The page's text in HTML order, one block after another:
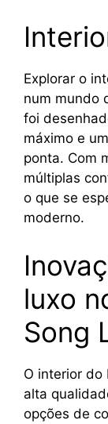
Explorar o
num mundo
foi
máximo e
ponta. Com
múltiplas
o que se
moderno.
luxo
Song
O interior do
alta
opções de